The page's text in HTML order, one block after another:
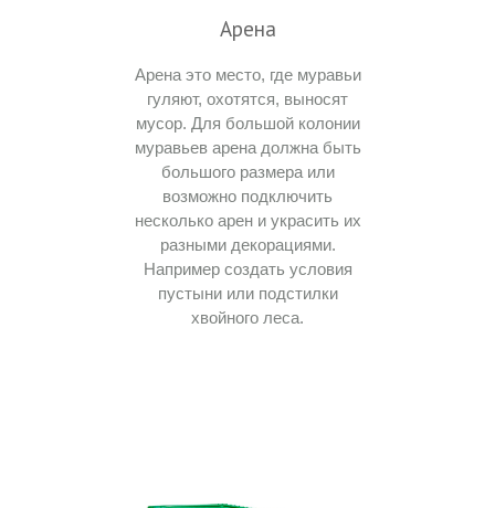
Арена
Арена это место, где муравьи
гуляют, охотятся, выносят
мусор. Для большой колонии
муравьев арена должна быть
большого размера или
возможно подключить
несколько арен и украсить их
разными декорациями.
Например создать условия
пустыни или подстилки
хвойного леса.